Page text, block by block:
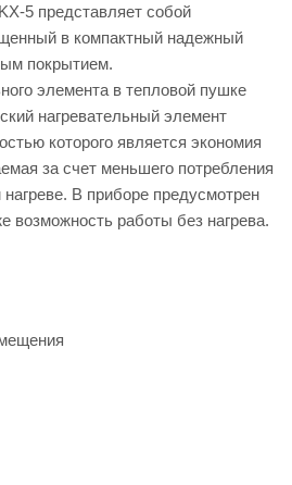
5 представляет собой
в компактный надежный
покрытием.
элемента в тепловой пушке
нагревательный элемент
которого является экономия
за счет меньшего потребления
В приборе предусмотрен
возможность работы без нагрева.